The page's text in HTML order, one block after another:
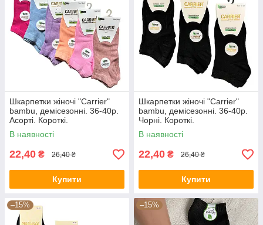
Шкарпетки жіночі "Carrier"
bambu, демісезонні. 36-40р.
Асорті. Короткі.
В наявності
22,40 ₴ 26,40 ₴
Купити
Шкарпетки жіночі "Carrier"
bambu, демісезонні. 36-40р.
Чорні. Короткі.
В наявності
22,40 ₴ 26,40 ₴
Купити
–15% –15%